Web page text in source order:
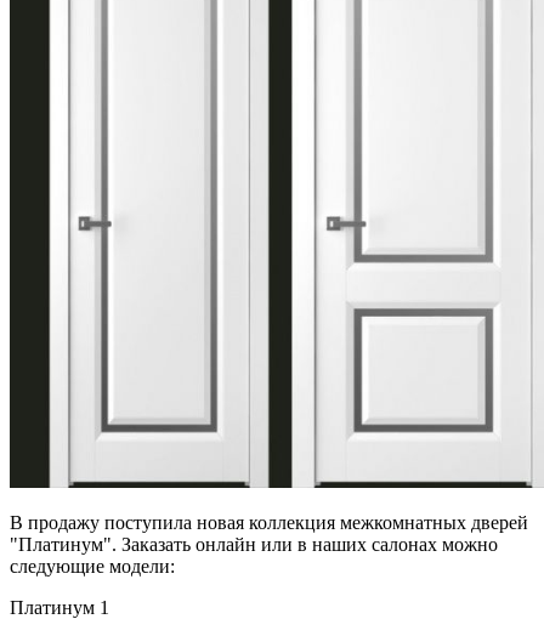
В продажу поступила новая коллекция межкомнатных дверей
"Платинум". Заказать онлайн или в наших салонах можно
следующие модели:
Платинум 1